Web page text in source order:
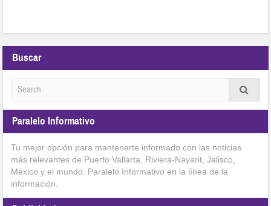
Buscar
Paralelo Informativo
Tu mejor opción para mantenerte informado con las noticias
más relevantes de Puerto Vallarta, Riviera-Nayarit, Jalisco,
México y el mundo. Paralelo Informativo en la línea de la
información.